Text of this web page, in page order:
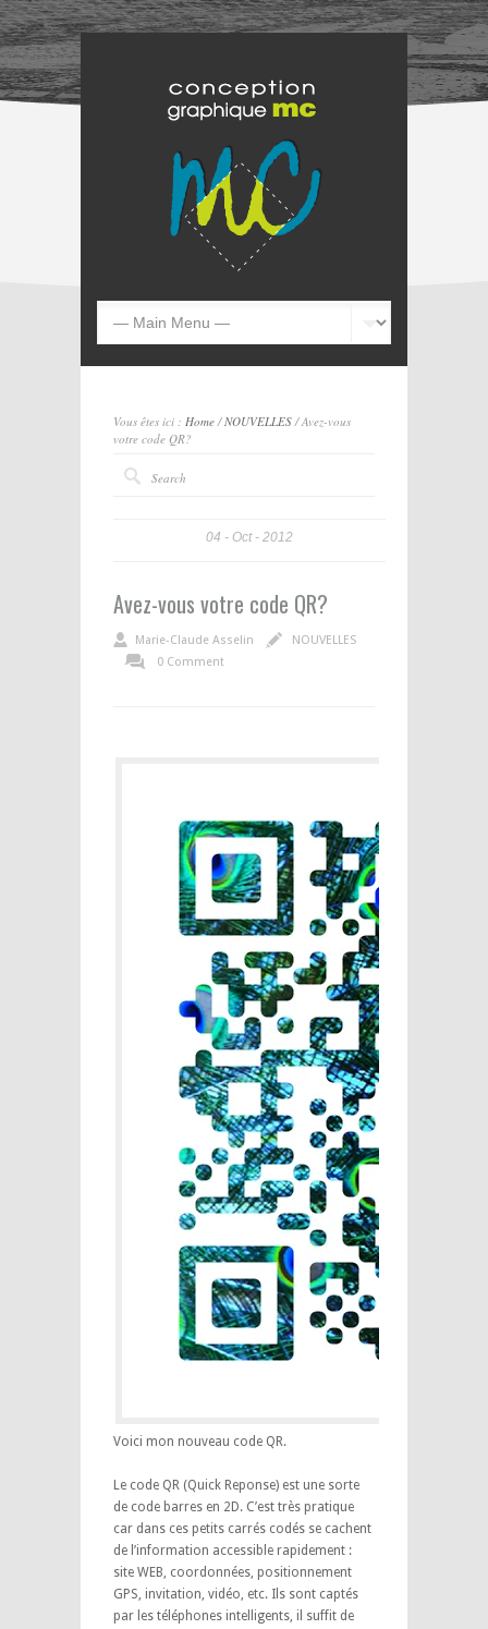
Vous êtes ici : Home/NOUVELLES/ Avez-vous
votre code QR?
04 Oct 2012
Avez-vous votre code QR?
Marie-Claude Asselin
NOUVELLES
0 Comment
Voici mon nouveau code QR.
Le code QR (Quick Reponse) est une sorte
de code barres en 2D. C’est très pratique
car dans ces petits carrés codés se cachent
de l’information accessible rapidement :
site WEB, coordonnées, positionnement
GPS, invitation, vidéo, etc. Ils sont captés
par les téléphones intelligents, il suffit de